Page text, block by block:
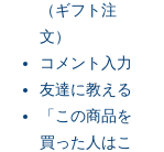
（ギフト注
文）
コメント入力
友達に教える
「この商品を
買った人はこ